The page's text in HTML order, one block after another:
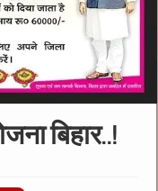
बिहार..!